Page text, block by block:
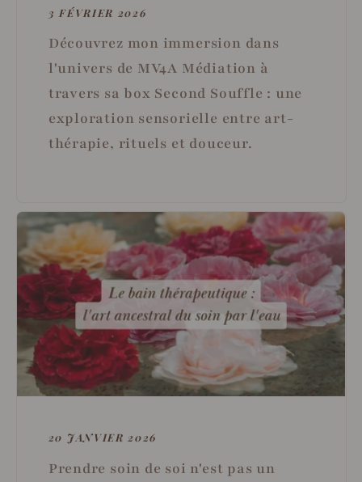
3 FÉVRIER 2026
Découvrez mon immersion dans
l'univers de MV4A Médiation à
travers sa box Second Souffle : une
exploration sensorielle entre art-
thérapie, rituels et douceur.
20 JANVIER 2026
Prendre soin de soi n'est pas un